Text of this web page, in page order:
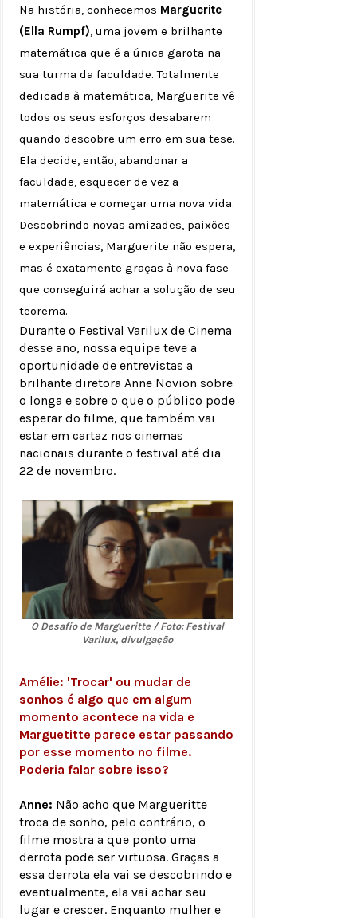
Na história, conhecemos Marguerite
(Ella Rumpf), uma jovem e brilhante
matemática que é a única garota na
sua turma da faculdade. Totalmente
dedicada à matemática, Marguerite vê
todos os seus esforços desabarem
quando descobre um erro em sua tese.
Ela decide, então, abandonar a
faculdade, esquecer de vez a
matemática e começar uma nova vida.
Descobrindo novas amizades, paixões
e experiências, Marguerite não espera,
mas é exatamente graças à nova fase
que conseguirá achar a solução de seu
teorema.
Durante o Festival Varilux de Cinema
desse ano, nossa equipe teve a
oportunidade de entrevistas a
brilhante diretora Anne Novion sobre
o longa e sobre o que o público pode
esperar do filme, que também vai
estar em cartaz nos cinemas
nacionais durante o festival até dia
22 de novembro.
O Desafio de Margueritte / Foto: Festival
Varilux, divulgação
Amélie: 'Trocar' ou mudar de
sonhos é algo que em algum
momento acontece na vida e
Marguetitte parece estar passando
por esse momento no filme.
Poderia falar sobre isso?
Anne: Não acho que Margueritte
troca de sonho, pelo contrário, o
filme mostra a que ponto uma
derrota pode ser virtuosa. Graças a
essa derrota ela vai se descobrindo e
eventualmente, ela vai achar seu
lugar e crescer. Enquanto mulher e